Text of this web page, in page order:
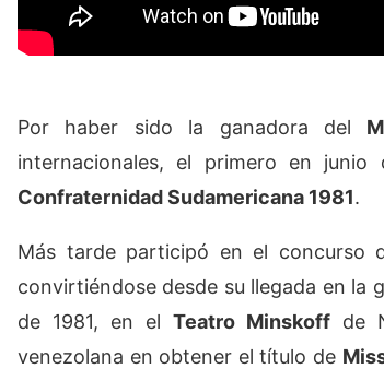
Por haber sido la ganadora del
internacionales, el primero en
Confraternidad Sudamericana 1981.
Más tarde participó en el concurso
convirtiéndose desde su llegada en la
de 1981, en el Teatro Minskoffde
venezolana en obtener el título de